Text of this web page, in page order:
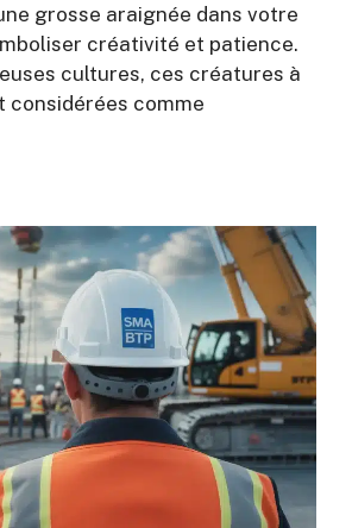
grosse araignée dans votre
créativité et patience.
cultures, ces créatures à
considérées comme